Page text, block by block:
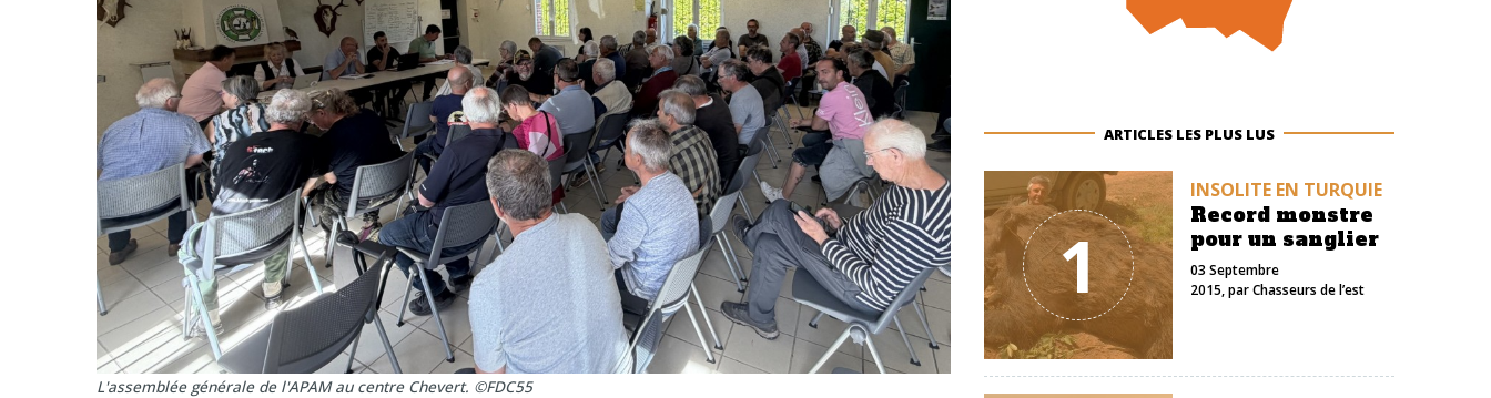
L'assemblée générale de l'APAM au centre Chevert. ©FDC55
ARTICLES LES PLUS LUS
1
INSOLITE EN TURQUIE
Record monstre
pour un sanglier
03 Septembre
2015, parChasseurs de l’est